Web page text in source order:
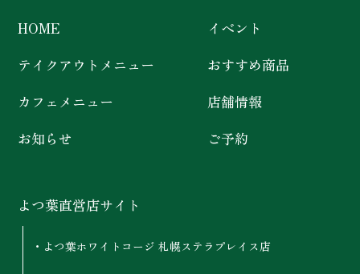
HOME
テイクアウトメニュー
カフェメニュー
お知らせ
イベント
おすすめ商品
店舗情報
ご予約
よつ葉直営店サイト
よつ葉ホワイトコージ 札幌ステラプレイス店